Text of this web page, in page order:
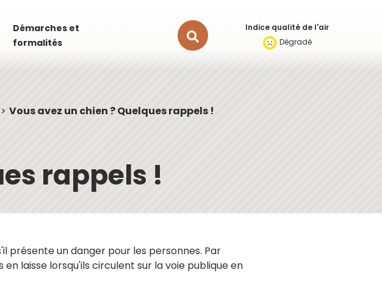
Démarches et
formalités
Rechercher
Indice qualité de l'air
Dégradé
Vous avez un chien ? Quelques rappels !
rappels !
présente un danger pour les personnes. Par
laisse lorsqu'ils circulent sur la voie publique en